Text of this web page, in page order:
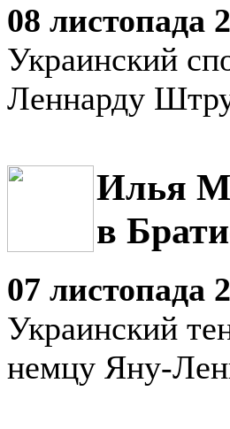
08 листопада
Украинский
Леннарду
Илья
в
07 листопада
Украинский
немцу Яну-